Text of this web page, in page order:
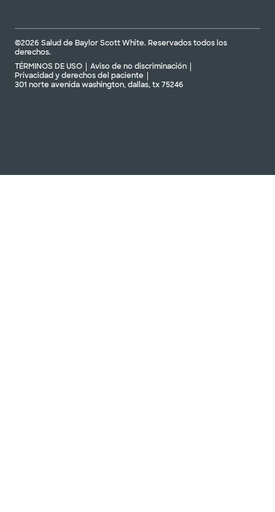
©2026 Salud de Baylor Scott White. Reservados todos los
derechos.
TÉRMINOS DE USO
Aviso de no discriminación
Privacidad y derechos del paciente
301 norte avenida washington, dallas, tx 75246